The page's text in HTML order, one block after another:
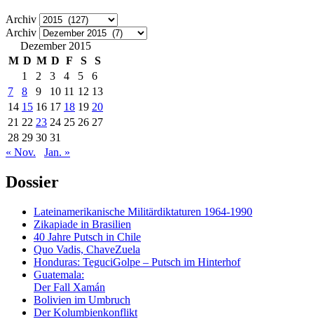
Archiv
Archiv
Dezember 2015
M D M D F S
S
1
2 3 4 5
6
7
8 9 10 11 12 13
14 15 16 17 18 19 20
21 22 23 24 25 26 27
28 29 30 31
« Nov.
Jan. »
Dossier
Lateinamerikanische Militärdiktaturen 1964-1990
Zikapiade in Brasilien
40 Jahre Putsch in Chile
Quo Vadis, ChaveZuela
Honduras: TeguciGolpe – Putsch im Hinterhof
Guatemala:
Der Fall Xamán
Bolivien im Umbruch
Der Kolumbienkonflikt